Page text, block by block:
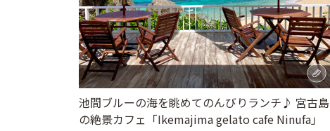
池間ブルーの海を眺めてのんびりランチ♪ 宮古島
の絶景カフェ「Ikemajima gelato cafe Ninufa」